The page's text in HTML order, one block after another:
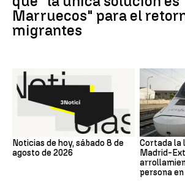
Marruecos" para el
migrantes
Noticias de hoy, sábado 8 de
agosto de 2026
Cortada la
Madrid-
persona